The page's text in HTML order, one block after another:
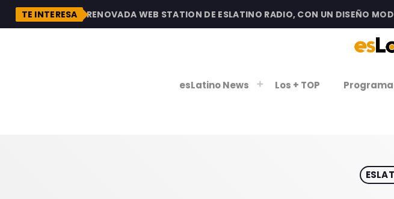
TE INTERESA
DESCUBRE LA RENOVADA WEB STATION DE ESLATINO RADIO, CON UN DISEÑO
esLatino News Los + TOP
VIERNES DE ESTRENOS